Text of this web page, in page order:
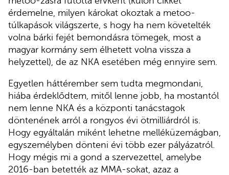
érdemelne, milyen károkat okoztak a metoo-
túlkapások világszerte, s hogy ha nem követelték
volna bárki fejét bemondásra tömegek, most a
magyar kormány sem élhetett volna vissza a
helyzettel), de az NKA esetében még ennyire sem.
Egyetlen háttérember sem tudta megmondani,
hiába érdeklődtem, mitől lenne jobb, ha mostantól
nem lenne NKA és a központi tanácstagok
döntenének arról a rongyos évi ötmilliárdról is.
Hogy egyáltalán miként lehetne melléküzemágban,
egyszemélyben dönteni évi több ezer pályázatról.
Hogy mégis mi a gond a szervezettel, amelybe
2016-ban betették az MMA-sokat, azaz a